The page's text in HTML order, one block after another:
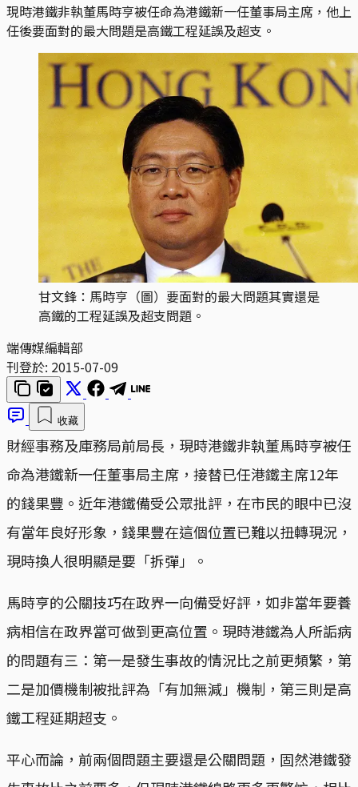
現時港鐵非執董馬時亨被任命為港鐵新一任董事局主席，他上
任後要面對的最大問題是高鐵工程延誤及超支。
甘文鋒：馬時亨（圖）要面對的最大問題其實還是
高鐵的工程延誤及超支問題。
端傳媒編輯部
刊登於: 2015-07-09
收藏
財經事務及庫務局前局長，現時港鐵非執董馬時亨被任
命為港鐵新一任董事局主席，接替已任港鐵主席12年
的錢果豐。近年港鐵備受公眾批評，在市民的眼中已沒
有當年良好形象，錢果豐在這個位置已難以扭轉現況，
現時換人很明顯是要「拆彈」。
馬時亨的公關技巧在政界一向備受好評，如非當年要養
病相信在政界當可做到更高位置。現時港鐵為人所詬病
的問題有三：第一是發生事故的情況比之前更頻繁，第
二是加價機制被批評為「有加無減」機制，第三則是高
鐵工程延期超支。
平心而論，前兩個問題主要還是公關問題，固然港鐵發